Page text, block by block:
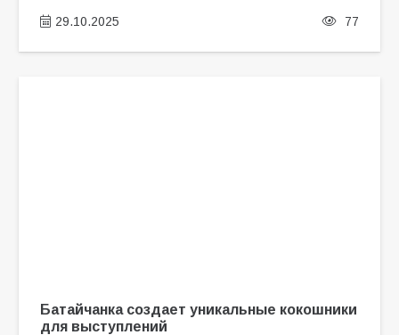
29.10.2025 77
Батайчанка создает уникальные кокошники
для выступлений